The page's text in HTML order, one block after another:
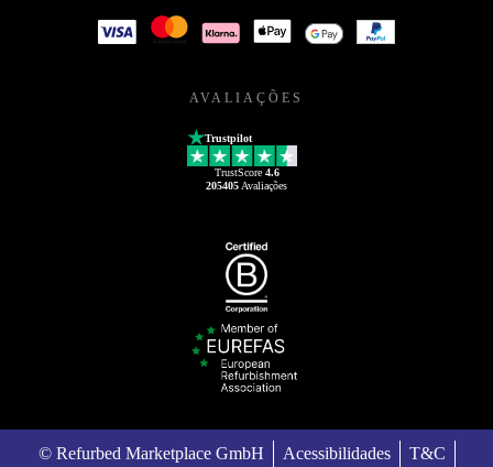
AVALIAÇÕES
Trustpilot
TrustScore 4.6
205405 Avaliações
© Refurbed Marketplace GmbH Acessibilidades T&C